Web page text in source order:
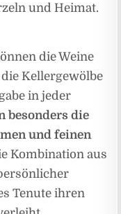
und Heimat.
die Weine
Kellergewölbe
in jeder
besonders die
und feinen
Kombination aus
Tenute ihren